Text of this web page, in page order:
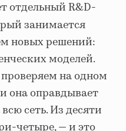
отдельный R&D-
занимается
новых решений:
моделей.
на одном
она оправдывает
сеть. Из десяти
четыре, — и это